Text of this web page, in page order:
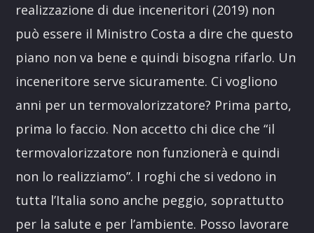
realizzazione di due inceneritori (2019) non
può essere il Ministro Costa a dire che questo
piano non va bene e quindi bisogna rifarlo. Un
inceneritore serve sicuramente. Ci vogliono
anni per un termovalorizzatore? Prima parto,
prima lo faccio. Non accetto chi dice che “il
termovalorizzatore non funzionerà e quindi
non lo realizziamo”. I roghi che si vedono in
tutta l’Italia sono anche peggio, soprattutto
per la salute e per l’ambiente. Posso lavorare